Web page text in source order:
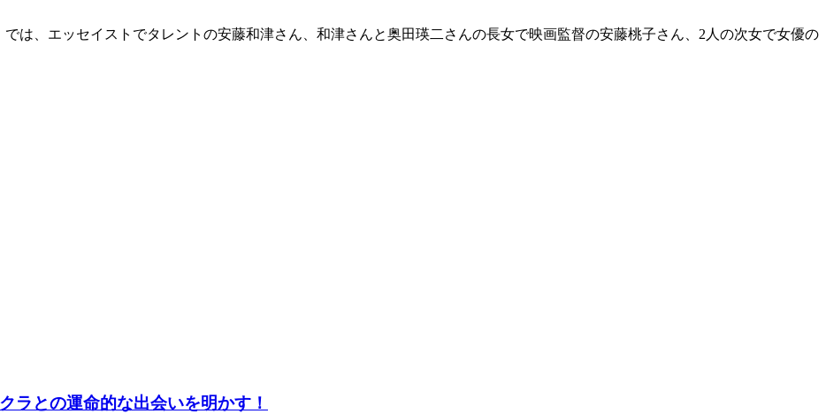
は、エッセイストでタレントの安藤和津さん、和津さんと奥田瑛二さんの長女で映画監督の安藤桃子さん、2人の次女で女優の
ラとの運命的な出会いを明かす！